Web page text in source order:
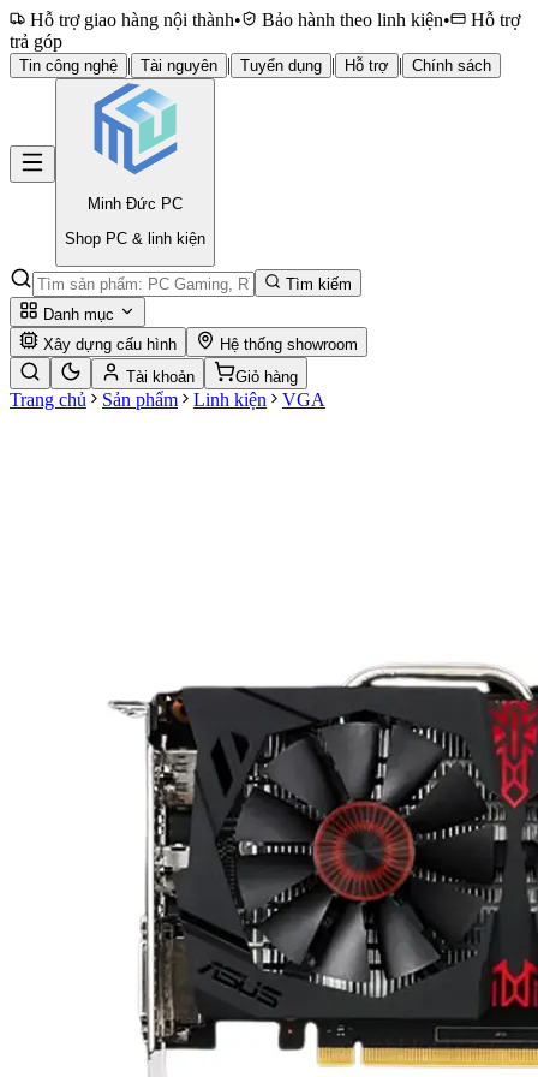
Hỗ trợ giao hàng nội thành• Bảo hành theo linh kiện•
Hỗ trợ
trả góp
Tin công nghệ | Tài nguyên | Tuyển dụng | Hỗ trợ | Chính sách
Minh Đức PC
Shop PC & linh kiện
Tìm kiếm
Danh mục
Xây dựng cấu hình
Hệ thống showroom
Tài khoản
Giỏ hàng
Trang chủ Sản phẩm Linh kiện VGA